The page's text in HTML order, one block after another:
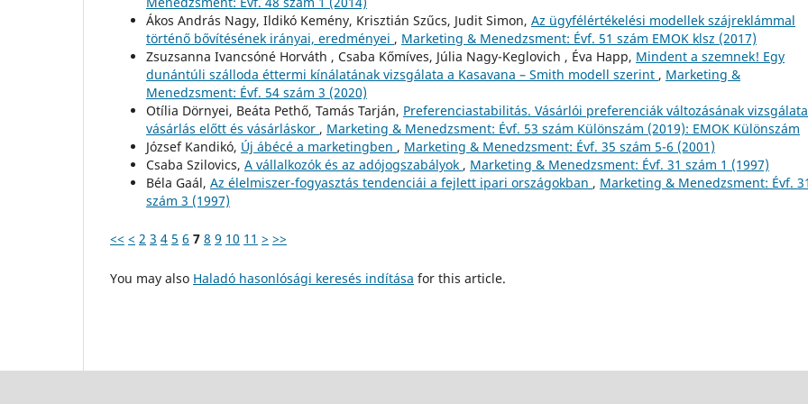
Ákos András Nagy, Ildikó Kemény, Krisztián Szűcs, Judit Simon, Az ügyfélértékelési modellek szájreklámmal
történő bővítésének irányai, eredményei , Marketing & Menedzsment: Évf. 51 szám EMOK klsz (2017)
Zsuzsanna Ivancsóné Horváth , Csaba Kőmíves, Júlia Nagy-Keglovich , Éva Happ, Mindent a szemnek! Egy
dunántúli szálloda éttermi kínálatának vizsgálata a Kasavana – Smith modell szerint , Marketing &
Menedzsment: Évf. 54 szám 3 (2020)
Otília Dörnyei, Beáta Pethő, Tamás Tarján, Preferenciastabilitás. Vásárlói preferenciák változásának vizsgálata
vásárlás előtt és vásárláskor , Marketing & Menedzsment: Évf. 53 szám Különszám (2019): EMOK Különszám
József Kandikó, Új ábécé a marketingben , Marketing & Menedzsment: Évf. 35 szám 5-6 (2001)
Csaba Szilovics, A vállalkozók és az adójogszabályok , Marketing & Menedzsment: Évf. 31 szám 1 (1997)
Béla Gaál, Az élelmiszer-fogyasztás tendenciái a fejlett ipari országokban , Marketing & Menedzsment: Évf.
szám 3 (1997)
<< < 2 3 4 5 6 7 8 9 10 11 > >>
You may also Haladó hasonlósági keresés indítása for this article.